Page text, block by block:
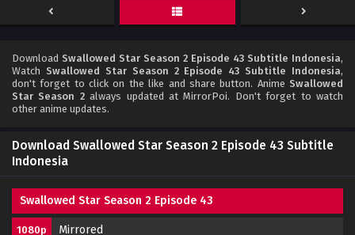
Download Swallowed Star Season 2 Episode 43 Subtitle Indonesia,
Watch Swallowed Star Season 2 Episode 43 Subtitle Indonesia,
don't forget to click on the like and share button. Anime Swallowed
Star Season 2always updated at MirrorPoi. Don't forget to watch
other anime updates.
Download Swallowed Star Season 2 Episode 43 Subtitle
Indonesia
Swallowed Star Season 2 Episode 43
1080p Mirrored